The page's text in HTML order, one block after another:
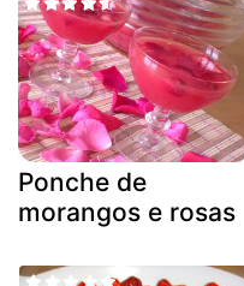
Ponche de
morangos e rosas